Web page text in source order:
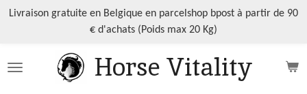
Passer
principal
Horse Vitality
Livraison gratuite en Belgique en parcelshop bpost à partir de 90
€ d'achats (Poids max 20 Kg)